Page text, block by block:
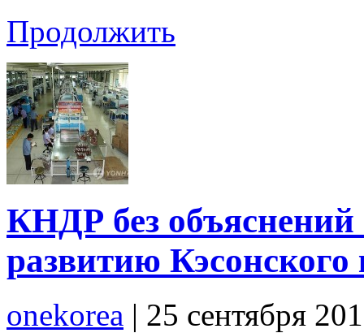
Продолжить
КНДР без
развитию Кэсонского
onekorea | 25 сентября